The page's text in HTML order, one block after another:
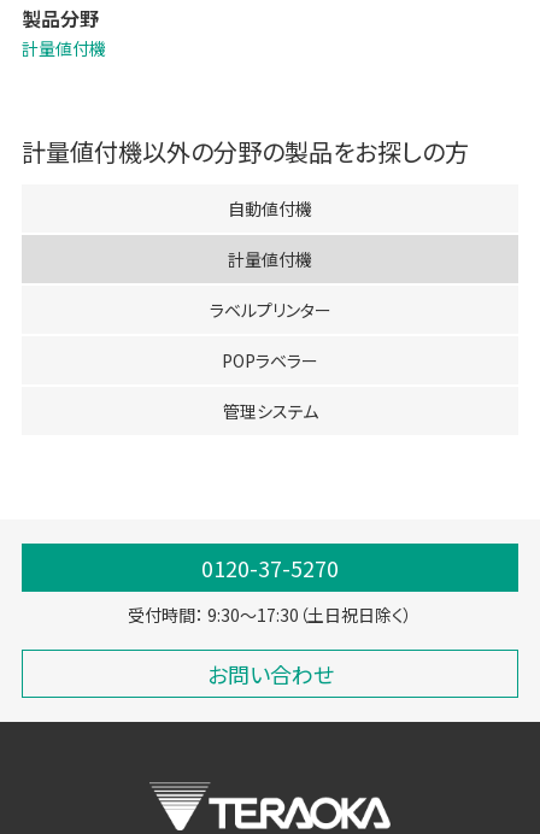
製品分野
計量値付機
計量値付機以外の分野の製品をお探しの方
自動値付機
計量値付機
ラベルプリンター
POPラベラー
管理システム
0120-37-5270
受付時間： 9:30～17:30（土日祝日除く）
お問い合わせ